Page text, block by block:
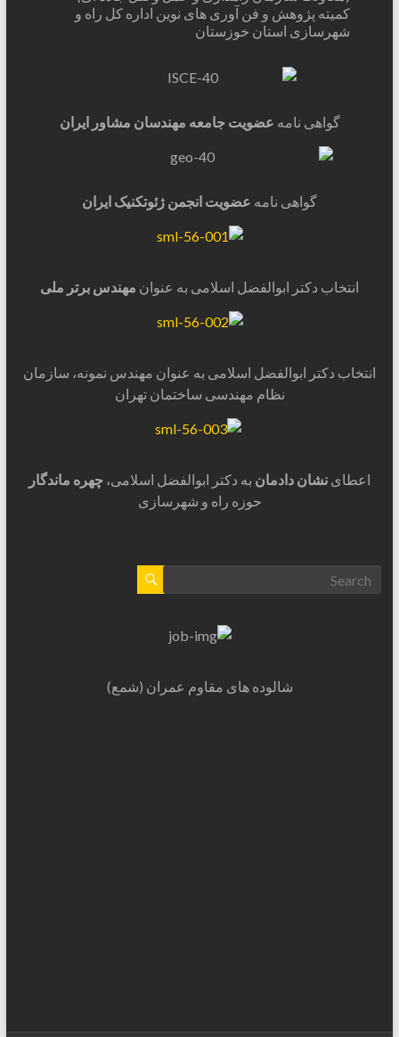
کمیته پژوهش و فن آوری های نوین اداره کل راه و
شهرسازی استان خوزستان
گواهی نامه عضویت جامعه مهندسان مشاور ایران
گواهی نامه عضویت انجمن ژئوتکنیک ایران
انتخاب دکتر ابوالفضل اسلامی به عنوان مهندس برتر ملی
انتخاب دکتر ابوالفضل اسلامی به عنوان مهندس نمونه، سازمان
نظام مهندسی ساختمان تهران
اعطای نشان دادمان به دکتر ابوالفضل اسلامی، چهره ماندگار
حوزه راه و شهرسازی
شالوده های مقاوم عمران (شمع)